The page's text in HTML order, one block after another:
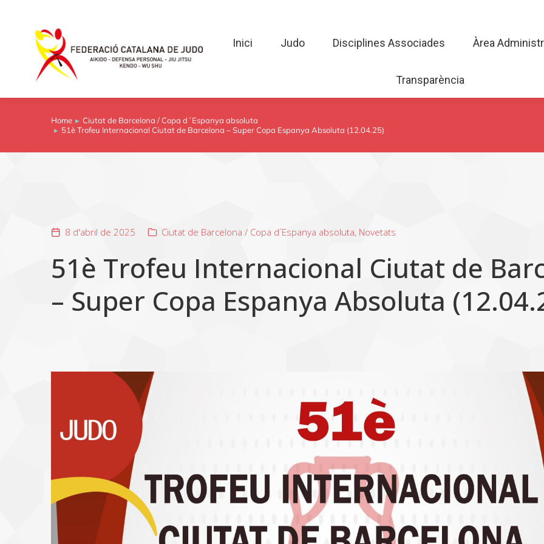
Inici Judo Disciplines Associades Àrea
Transparència
You are here:
Home
Ciutat de Barcelona / Copa d´Espanya absoluta
51è Trofeu Internacional Ciutat de Barcelona – Super Copa Espanya Absoluta (12.04.25)
8 d'abril de 2025 Ciutat de Barcelona / Copa d´Espanya absoluta, Novetats
51è Trofeu Internacional Ciutat de
– Super Copa Espanya Absoluta